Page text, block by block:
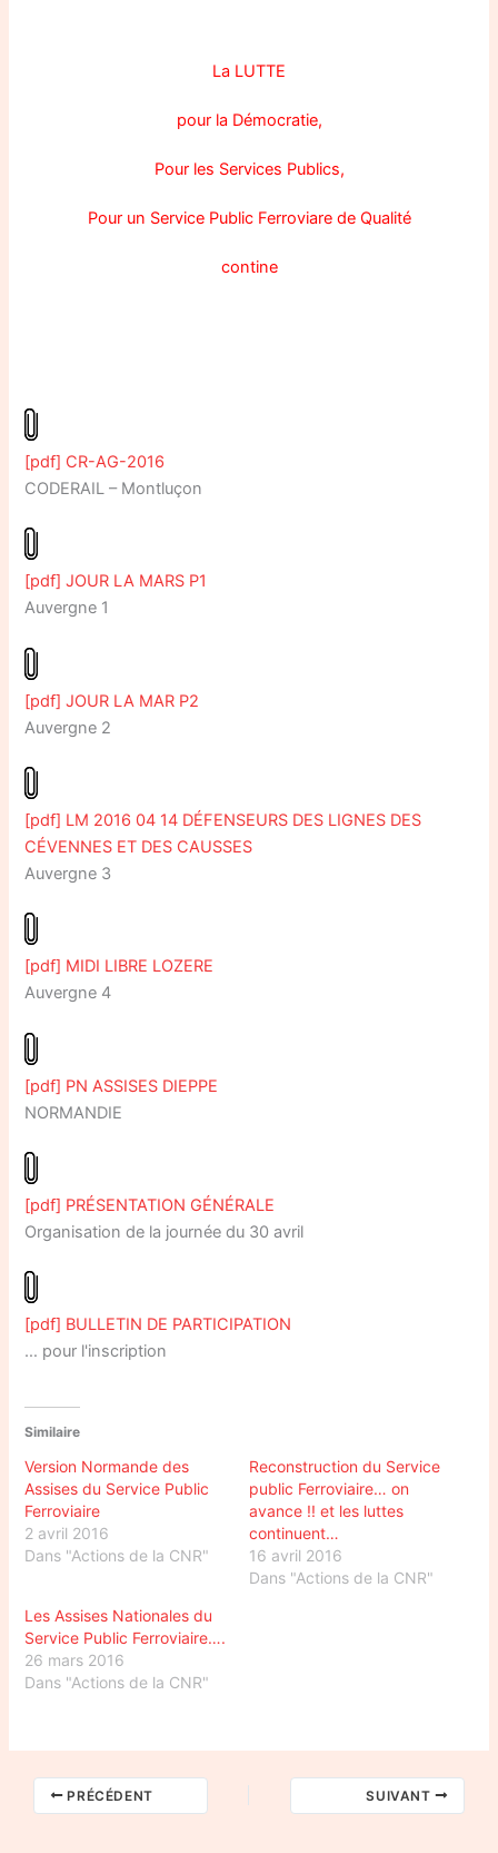
La LUTTE
pour la Démocratie,
Pour les Services Publics,
Pour un Service Public Ferroviare de Qualité
contine
[pdf] CR-AG-2016
CODERAIL – Montluçon
[pdf] JOUR LA MARS P1
Auvergne 1
[pdf] JOUR LA MAR P2
Auvergne 2
[pdf] LM 2016 04 14 DÉFENSEURS DES LIGNES DES
CÉVENNES ET DES CAUSSES
Auvergne 3
[pdf] MIDI LIBRE LOZERE
Auvergne 4
[pdf] PN ASSISES DIEPPE
NORMANDIE
[pdf] PRÉSENTATION GÉNÉRALE
Organisation de la journée du 30 avril
[pdf] BULLETIN DE PARTICIPATION
… pour l'inscription
Similaire
Version Normande des
Assises du Service Public
Ferroviaire
2 avril 2016
Dans "Actions de la CNR"
Reconstruction du Service
public Ferroviaire… on
avance !! et les luttes
continuent…
16 avril 2016
Dans "Actions de la CNR"
Les Assises Nationales du
Service Public Ferroviaire….
26 mars 2016
Dans "Actions de la CNR"
PRÉCÉDENT SUIVANT